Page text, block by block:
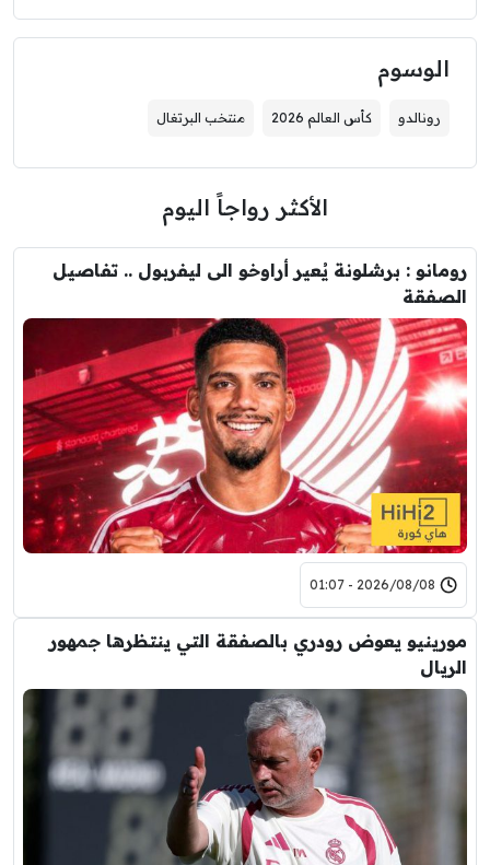
الوسوم
رونالدو كأس العالم 2026 منتخب البرتغال
الأكثر رواجاً اليوم
رومانو : برشلونة يُعير أراوخو الى ليفربول .. تفاصيل
الصفقة
2026/08/08 - 01:07
مورينيو يعوض رودري بالصفقة التي ينتظرها جمهور
الريال